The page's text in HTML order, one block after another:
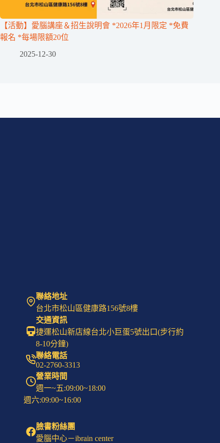
【活動】愛腦講座＆招生說明會 *2026年1月限定 *免費
報名 *每場限額20位
2025-12-30
聯絡地址
台北市松山區健康路156號8樓
交通資訊
捷運松山新店線台北小巨蛋5號出口(步行約
8-10分鐘)
聯絡電話
02-2760-3313
營業時間
週一~五:09:00~18:00
週六:09:00~16:00
臉書粉絲團
愛腦中心－ibrain center